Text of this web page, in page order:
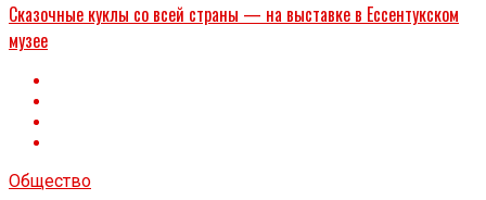
Сказочные куклы со всей страны — на выставке в Ессентукском
музее
Общество